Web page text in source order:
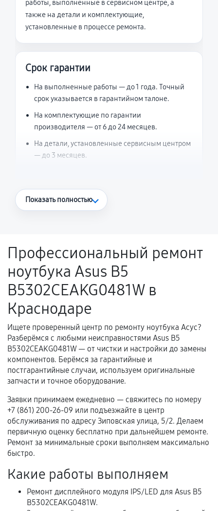
работы, выполненные в сервисном центре, а
также на детали и комплектующие,
установленные в процессе ремонта.
Срок гарантии
На выполненные работы — до 1 года. Точный
срок указывается в гарантийном талоне.
На комплектующие по гарантии
производителя — от 6 до 24 месяцев.
На детали, установленные сервисным центром
— до 3 месяцев.
Что считается гарантийным случаем
Поломка установленной детали при
нормальной эксплуатации в течение
гарантийного срока.
Несоответствие комплектующей заявленным
техническим характеристикам.
Документы для подтверждения
гарантии
Гарантийный талон.
услуг и сроком гарантии.
Документы на установленные комплектующие
и кассовый чек.
Расширенная гарантия
В некоторых случаях возможно оформление
расширенной гарантии. Стоимость, сроки и
Показать полностью
Профессиональный ремонт
ноутбука Asus B5
B5302CEAKG0481W в
Краснодаре
Ищете проверенный центр по ремонту ноутбука Асус?
Разберёмся с любыми неисправностями Asus B5
B5302CEAKG0481W — от чистки и настройки до замены
компонентов. Берёмся за гарантийные и
постгарантийные случаи, используем оригинальные
запчасти и точное оборудование.
Заявки принимаем ежедневно — свяжитесь по номеру
+7 (861) 200-26-09 или подъезжайте в центр
обслуживания по адресу Зиповская улица, 5/2. Делаем
первичную оценку бесплатно при дальнейшем ремонте.
Ремонт за минимальные сроки выполняем максимально
быстро.
Какие работы выполняем
Ремонт дисплейного модуля IPS/LED для Asus B5
B5302CEAKG0481W.